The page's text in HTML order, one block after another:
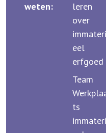
weten:
leren
over
immateri
eel
erfgoed
Team
ts
immateri